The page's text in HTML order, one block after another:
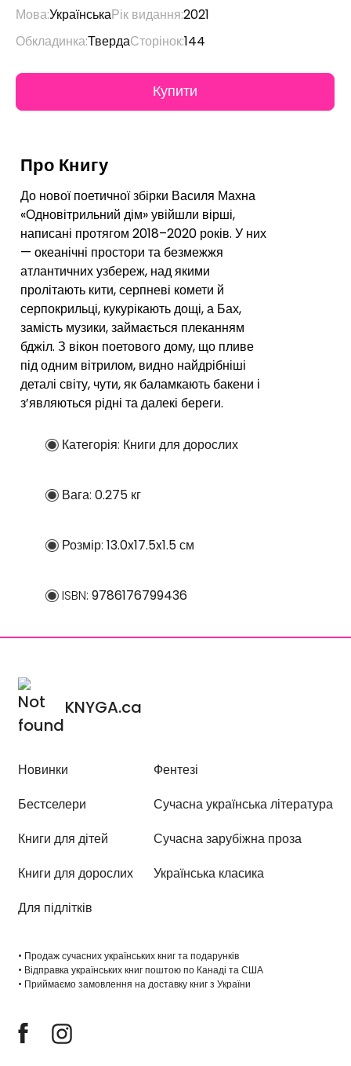
Мова:УкраїнськаРік видання:2021
Обкладинка:ТвердаСторінок:144
Про Книгу
До нової поетичної збірки Василя Махна
«Одновітрильний дім» увійшли вірші,
написані протягом 2018–2020 років. У них
— океанічні простори та безмежжя
атлантичних узбереж, над якими
пролітають кити, серпневі комети й
серпокрильці, кукурікають дощі, а Бах,
замість музики, займається плеканням
бджіл. З вікон поетового дому, що пливе
під одним вітрилом, видно найдрібніші
деталі світу, чути, як баламкають бакени і
з’являються рідні та далекі береги.
Категорія: Книги для дорослих
Вага:0.275 кг
Розмір:13.0x17.5x1.5 см
ISBN:9786176799436
KNYGA.ca
Новинки
Бестселери
Книги для дітей
Книги для дорослих
Для підлітків
Фентезі
Сучасна українська література
Сучасна зарубіжна проза
Українська класика
• Продаж сучасних українських книг та подарунків
• Відправка українських книг поштою по Канаді та США
• Приймаємо замовлення на доставку книг з України